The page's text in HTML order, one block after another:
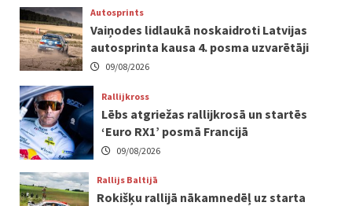
Autosprints
Vaiņodes lidlaukā noskaidroti Latvijas
autosprinta kausa 4. posma uzvarētāji
09/08/2026
Rallijkross
Lēbs atgriežas rallijkrosā un startēs
‘Euro RX1’ posmā Francijā
09/08/2026
Rallijs Baltijā
Rokišķu rallijā nākamnedēļ uz starta